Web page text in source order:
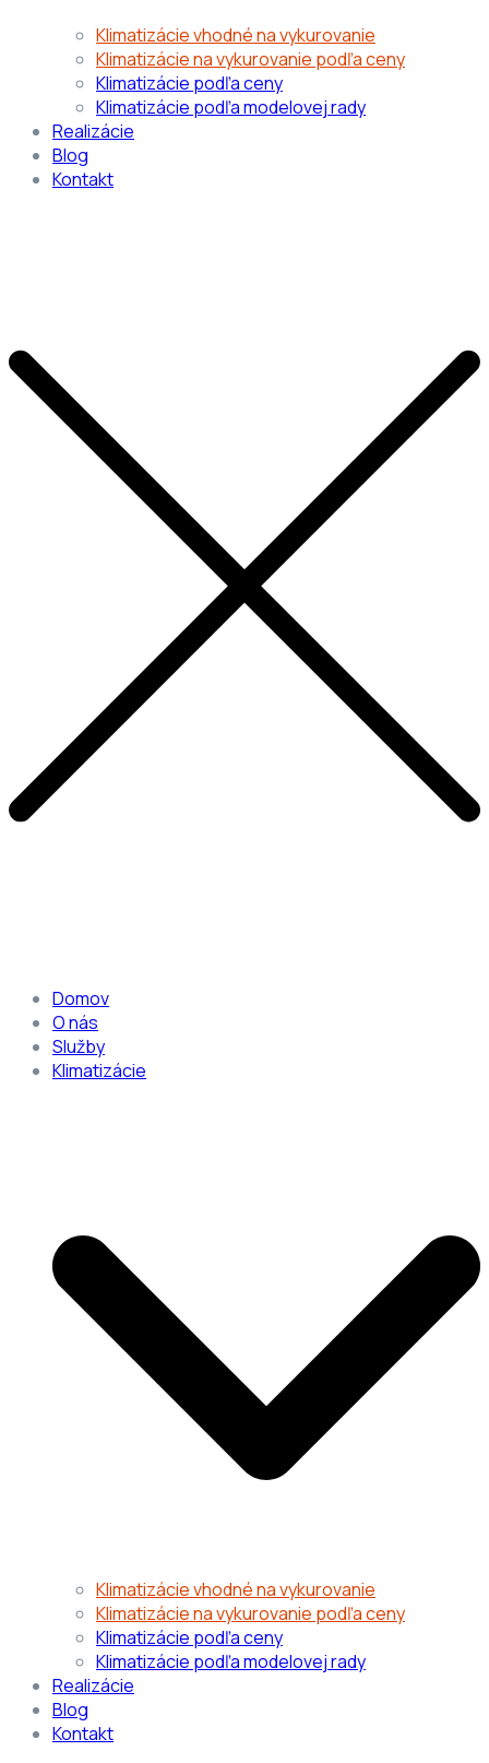
Klimatizácie vhodné na vykurovanie
Klimatizácie na vykurovanie podľa ceny
Klimatizácie podľa ceny
Klimatizácie podľa modelovej rady
Realizácie
Blog
Kontakt
Domov
O nás
Služby
Klimatizácie
Klimatizácie vhodné na vykurovanie
Klimatizácie na vykurovanie podľa ceny
Klimatizácie podľa ceny
Klimatizácie podľa modelovej rady
Realizácie
Blog
Kontakt